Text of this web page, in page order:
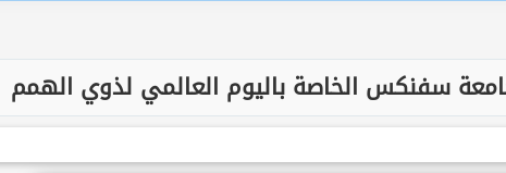
سفنكس الخاصة باليوم العالمي لذوي الهمم